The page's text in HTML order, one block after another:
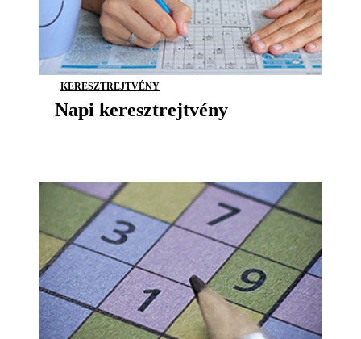
KERESZTREJTVÉNY
Napi keresztrejtvény